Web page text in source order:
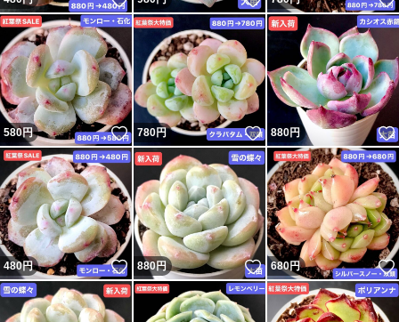
580円 いいね！
780円 いいね！
880円
480円 いいね！
880円 いいね！
680円